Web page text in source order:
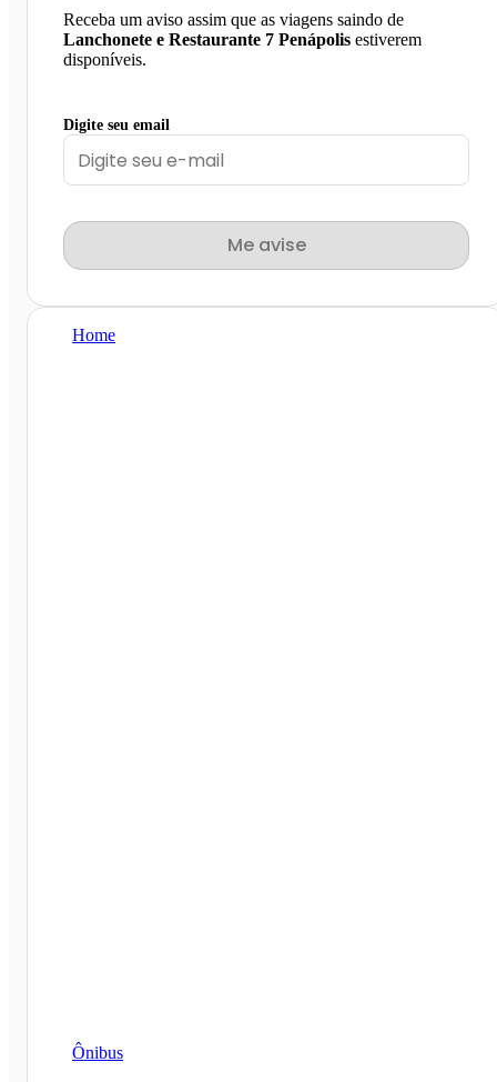
Receba um aviso assim que as viagens saindo de
Lanchonete e Restaurante 7 Penápolis estiverem
disponíveis.
Digite seu email
Me avise
Home
Ônibus